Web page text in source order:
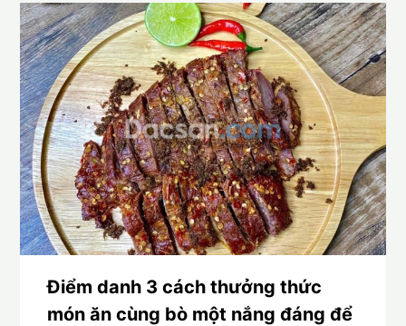
Điểm danh 3 cách thưởng thức
món ăn cùng bò một nắng đáng để